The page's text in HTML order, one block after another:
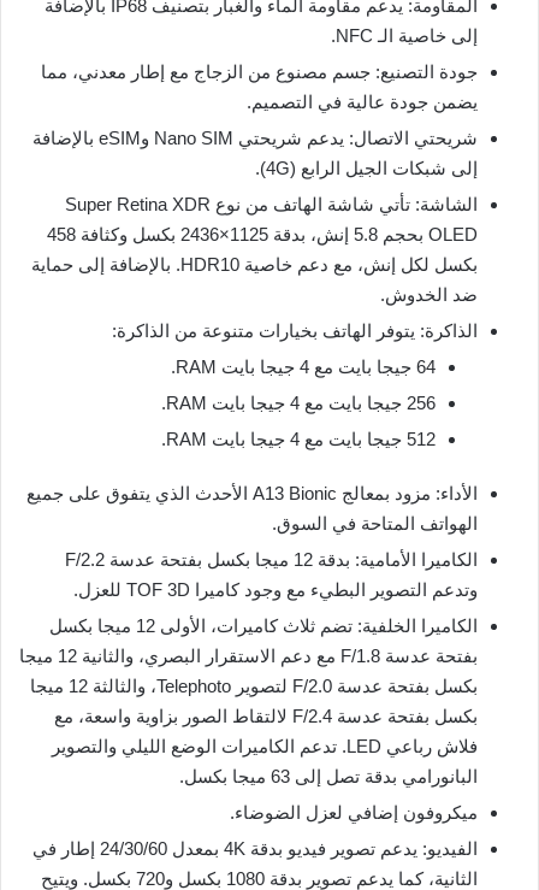
المقاومة: يدعم مقاومة الماء والغبار بتصنيف IP68 بالإضافة
إلى خاصية الـ NFC.
جودة التصنيع: جسم مصنوع من الزجاج مع إطار معدني، مما
يضمن جودة عالية في التصميم.
شريحتي الاتصال: يدعم شريحتي Nano SIM وeSIM بالإضافة
إلى شبكات الجيل الرابع (4G).
الشاشة: تأتي شاشة الهاتف من نوع Super Retina XDR
OLED بحجم 5.8 إنش، بدقة 1125×2436 بكسل وكثافة 458
بكسل لكل إنش، مع دعم خاصية HDR10. بالإضافة إلى حماية
ضد الخدوش.
الذاكرة: يتوفر الهاتف بخيارات متنوعة من الذاكرة:
64 جيجا بايت مع 4 جيجا بايت RAM.
256 جيجا بايت مع 4 جيجا بايت RAM.
512 جيجا بايت مع 4 جيجا بايت RAM.
الأداء: مزود بمعالج A13 Bionic الأحدث الذي يتفوق على جميع
الهواتف المتاحة في السوق.
الكاميرا الأمامية: بدقة 12 ميجا بكسل بفتحة عدسة F/2.2
وتدعم التصوير البطيء مع وجود كاميرا TOF 3D للعزل.
الكاميرا الخلفية: تضم ثلاث كاميرات، الأولى 12 ميجا بكسل
بفتحة عدسة F/1.8 مع دعم الاستقرار البصري، والثانية 12 ميجا
بكسل بفتحة عدسة F/2.0 لتصوير Telephoto، والثالثة 12 ميجا
بكسل بفتحة عدسة F/2.4 لالتقاط الصور بزاوية واسعة، مع
فلاش رباعي LED. تدعم الكاميرات الوضع الليلي والتصوير
البانورامي بدقة تصل إلى 63 ميجا بكسل.
ميكروفون إضافي لعزل الضوضاء.
الفيديو: يدعم تصوير فيديو بدقة 4K بمعدل 24/30/60 إطار في
الثانية، كما يدعم تصوير بدقة 1080 بكسل و720 بكسل. ويتيح